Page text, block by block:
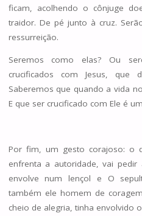
ficam, acolhendo o cônjuge
traidor. De pé junto à cruz.
ressurreição.
Seremos como elas? Ou
crucificados com Jesus, que
Saberemos que quando a vida
E que ser crucificado com Ele é
Por fim, um gesto corajoso: o
enfrenta a autoridade, vai
envolve num lençol e O
também ele homem de
cheio de alegria, tinha envolvido